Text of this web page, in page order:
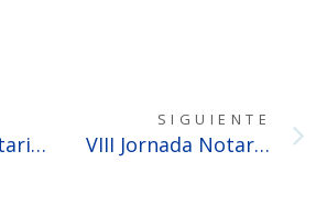
VI Jornada Notarial Bonaerense
SIGUIENTE
VIII Jornada Notarial Bonaerense